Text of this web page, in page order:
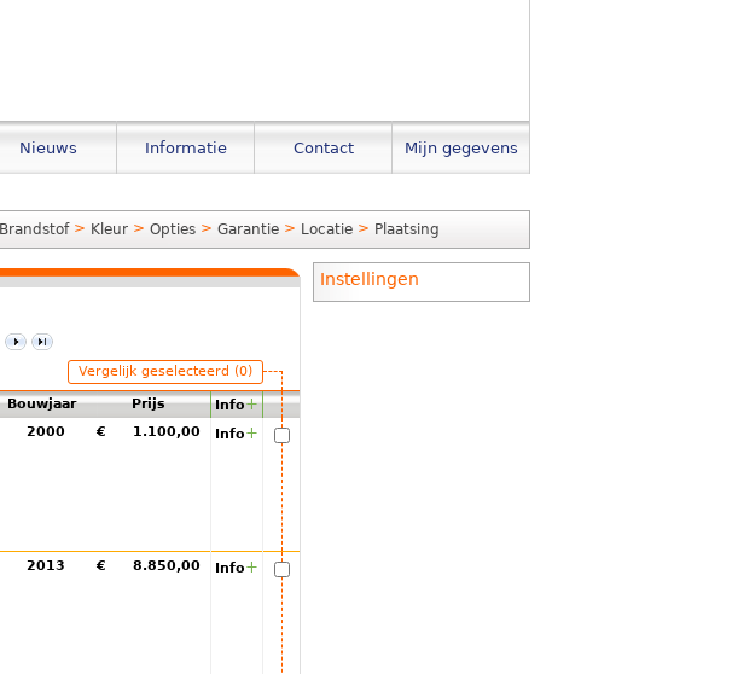
Nieuws Informatie Contact Mijn gegevens
Brandstof > Kleur > Opties > Garantie > Locatie > Plaatsing
Vergelijk geselecteerd (0)
Bouwjaar Prijs Info+
2000 € 1.100,00 Info+
2013 € 8.850,00 Info+
Instellingen